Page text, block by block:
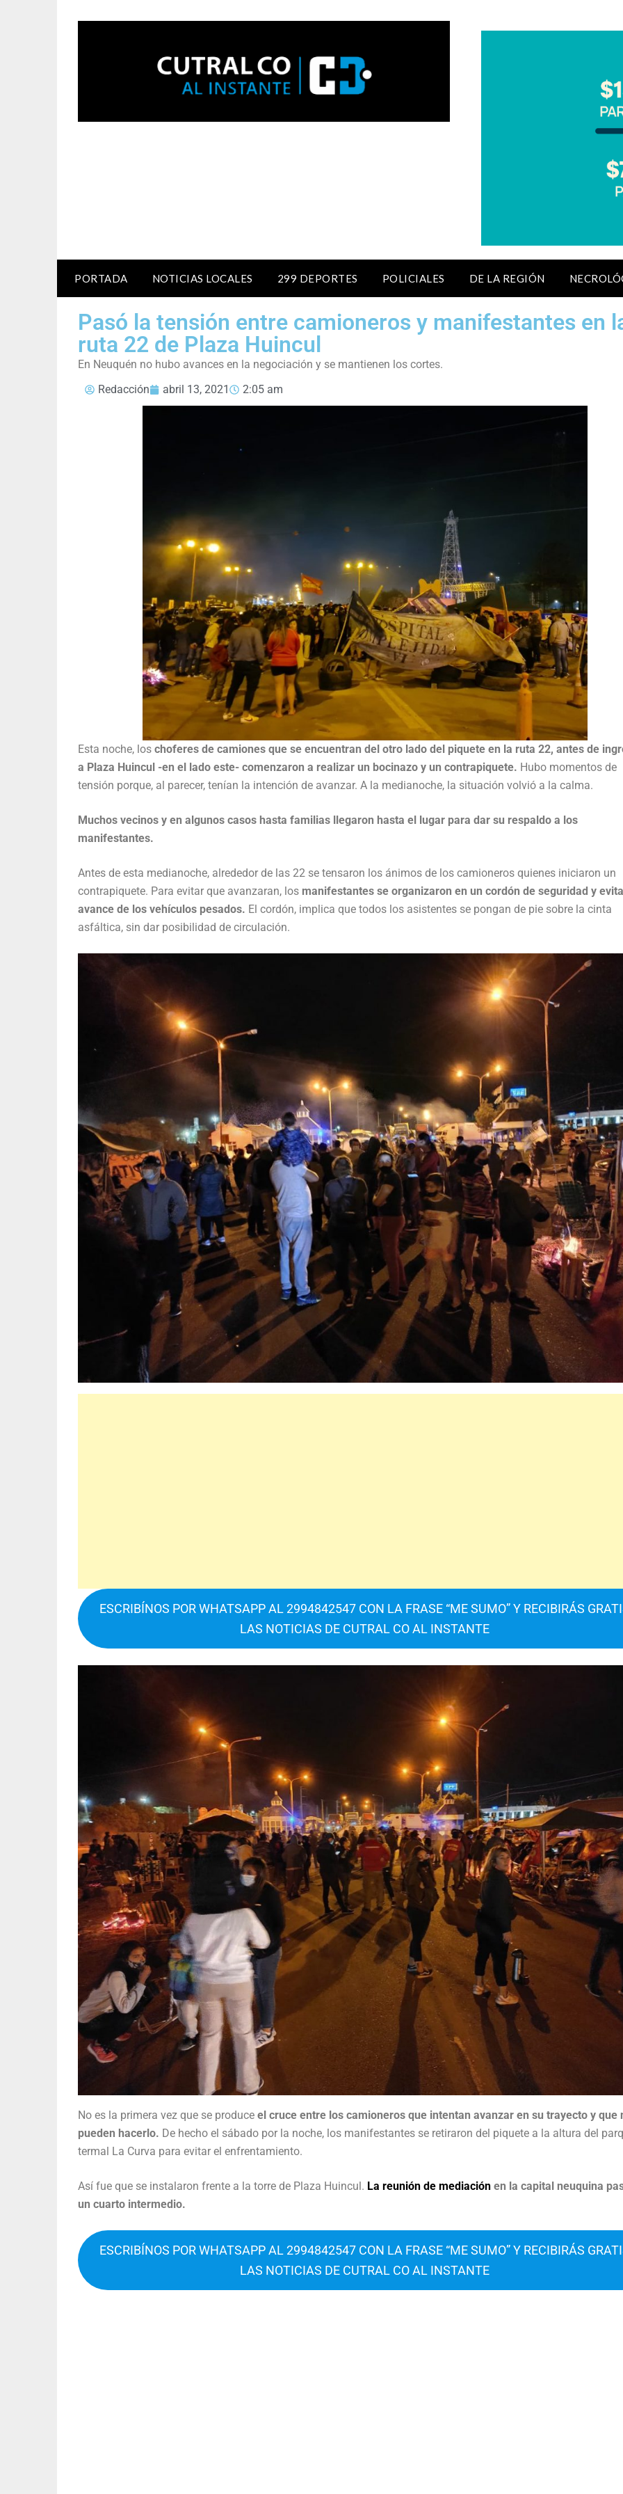
PORTADA NOTICIAS LOCALES 299 DEPORTES POLICIALES DE LA REGIÓN
Pasó la tensión entre camioneros y manifestantes en
ruta 22 de Plaza Huincul
En Neuquén no hubo avances en la negociación y se mantienen los cortes.
Redacción
abril 13, 2021 2:05 am
Esta noche, los choferes de camiones que se encuentran del otro lado del piquete en la ruta 22, antes de
a Plaza Huincul -en el lado este- comenzaron a realizar un bocinazo y un contrapiquete. Hubo momentos de
tensión porque, al parecer, tenían la intención de avanzar. A la medianoche, la situación volvió a la calma.
Muchos vecinos y en algunos casos hasta familias llegaron hasta el lugar para dar su respaldo a los
manifestantes.
Antes de esta medianoche, alrededor de las 22 se tensaron los ánimos de los camioneros quienes iniciaron un
contrapiquete. Para evitar que avanzaran, los manifestantes se organizaron en un cordón de seguridad y
avance de los vehículos pesados. El cordón, implica que todos los asistentes se pongan de pie sobre la cinta
asfáltica, sin dar posibilidad de circulación.
ESCRIBÍNOS POR WHATSAPP AL 2994842547 CON LA FRASE “ME SUMO” Y RECIBIRÁS
LAS NOTICIAS DE CUTRAL CO AL INSTANTE
No es la primera vez que se produce el cruce entre los camioneros que intentan avanzar en su trayecto y que
pueden hacerlo. De hecho el sábado por la noche, los manifestantes se retiraron del piquete a la altura del
termal La Curva para evitar el enfrentamiento.
Así fue que se instalaron frente a la torre de Plaza Huincul. La reunión de mediación en la capital neuquina
un cuarto intermedio.
ESCRIBÍNOS POR WHATSAPP AL 2994842547 CON LA FRASE “ME SUMO” Y RECIBIRÁS
LAS NOTICIAS DE CUTRAL CO AL INSTANTE